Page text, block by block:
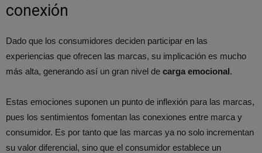
conexión
Dado que los consumidores deciden participar en las
experiencias que ofrecen las marcas, su implicación es mucho
más alta, generando así un gran nivel de carga emocional.
Estas emociones suponen un punto de inflexión para las marcas,
pues los sentimientos fomentan las conexiones entre marca y
consumidor. Es por tanto que las marcas ya no solo incrementan
su valor diferencial, sino que el consumidor establece un